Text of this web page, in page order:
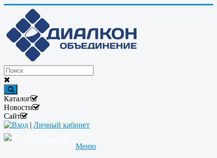
Каталог
Новости
Сайт
Вход | Личный кабинет
Меню